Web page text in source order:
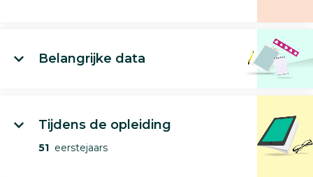
Belangrijke data
Tijdens de opleiding
51 eerstejaars